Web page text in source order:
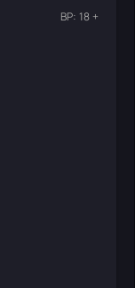
ВР: 18 +